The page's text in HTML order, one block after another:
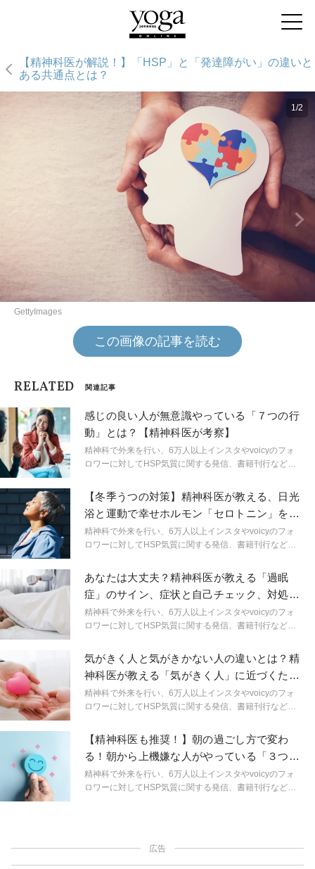
【精神科医が解説！】「HSP」と「発達障がい」の違いと
ある共通点とは？
1/2
GettyImages
この画像の記事を読む
RELATED 関連記事
感じの良い人が無意識やっている「７つの行
動」とは？【精神科医が考察】
精神科で外来を行い、6万人以上インスタやvoicyのフォ
ロワーに対してHSP気質に関する発信、書籍刊行など幅
タルヘルスに関する身近なギモンを解説。生きづらいを
ラクにするためのヒントを連載形式で紹介します。
【冬季うつの対策】精神科医が教える、日光
浴と運動で幸せホルモン「セロトニン」を増
やす方法
精神科で外来を行い、6万人以上インスタやvoicyのフォ
ロワーに対してHSP気質に関する発信、書籍刊行など幅
タルヘルスに関する身近なギモンを解説。生きづらいを
ラクにするためのヒントを連載形式で紹介します。
あなたは大丈夫？精神科医が教える「過眠
症」のサイン、症状と自己チェック、対処法
とは？
精神科で外来を行い、6万人以上インスタやvoicyのフォ
ロワーに対してHSP気質に関する発信、書籍刊行など幅
タルヘルスに関する身近なギモンを解説。生きづらいを
ラクにするためのヒントを連載形式で紹介します。
気がきく人と気がきかない人の違いとは？精
神科医が教える「気がきく人」に近づくため
の2つの方法
精神科で外来を行い、6万人以上インスタやvoicyのフォ
ロワーに対してHSP気質に関する発信、書籍刊行など幅
タルヘルスに関する身近なギモンを解説。生きづらいを
ラクにするためのヒントを連載形式で紹介します。
【精神科医も推奨！】朝の過ごし方で変わ
る！朝から上機嫌な人がやっている「３つの
朝習慣」
精神科で外来を行い、6万人以上インスタやvoicyのフォ
ロワーに対してHSP気質に関する発信、書籍刊行など幅
広告